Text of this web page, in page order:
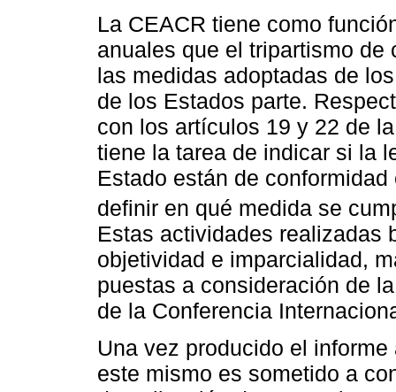
La CEACR tiene como
anuales que el tripartismo de
las medidas adoptadas de
de los Estados parte.
con los artículos 19 y 22 de
tiene la tarea de indicar si la
Estado están de
definir en qué medida se
Estas actividades realizadas
objetividad e imparcialidad,
puestas a consideración de
de la Conferencia
Una vez producido el
este mismo es sometido a